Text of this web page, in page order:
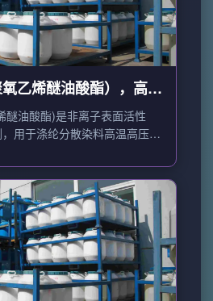
乙烯醚油酸酯），高温
醚油酸酯)是非离子表面活性
用于涤纶分散染料高温高压染